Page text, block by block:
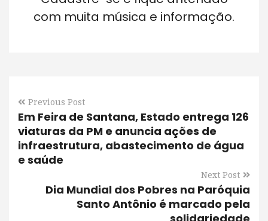
com muita música e informação.
Previous Post
Em Feira de Santana, Estado entrega 126
viaturas da PM e anuncia ações de
infraestrutura, abastecimento de água
e saúde
Next Post
Dia Mundial dos Pobres na Paróquia
Santo Antônio é marcado pela